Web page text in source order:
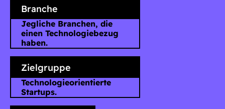
Branche
Jegliche Branchen, die
einen Technologiebezug
haben.
Zielgruppe
Technologieorientierte
Startups.